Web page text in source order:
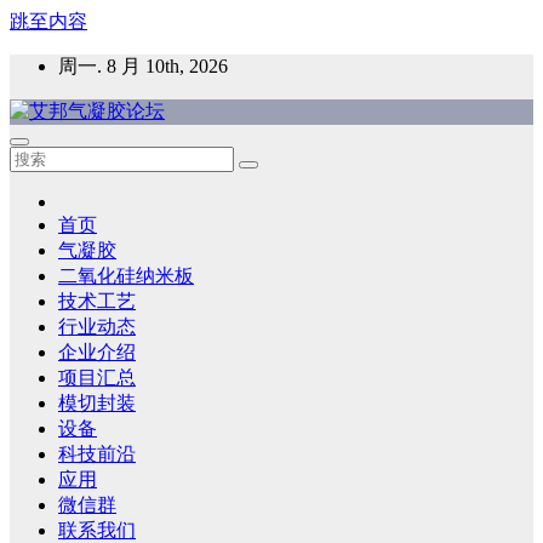
跳至内容
周一. 8 月 10th, 2026
艾邦气凝胶论坛
气凝胶材料及应用，产业链动态；气凝胶在新能源如锂电、储
首页
气凝胶
二氧化硅纳米板
技术工艺
行业动态
企业介绍
项目汇总
模切封装
设备
科技前沿
应用
微信群
联系我们